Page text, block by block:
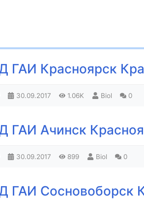
ГАИ Красноярск
30.09.2017 1.06K Biol 0
ГАИ Ачинск
30.09.2017 899 Biol 0
ГАИ Сосновоборск